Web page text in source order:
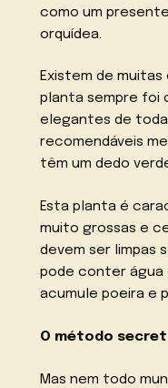
como um
orquídea.
Existem de
planta sempre foi
elegantes de
recomendáveis
têm um dedo
Esta planta é
muito grossas e
devem ser limpas
pode conter água
acumule poeira e
O método
Mas nem todo